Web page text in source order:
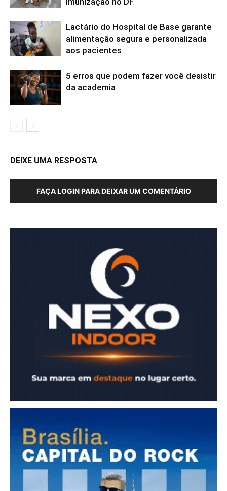
Lactário do Hospital de Base garante
alimentação segura e personalizada
aos pacientes
5 erros que podem fazer você desistir
da academia
DEIXE UMA RESPOSTA
FAÇA LOGIN PARA DEIXAR UM COMENTÁRIO